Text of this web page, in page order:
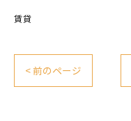
賃貸
< 前のページ